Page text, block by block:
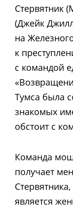
Стервятник
(Джейк
на
к
с командой
Тумса была
знакомых
обстоит с
Команда
получает
является